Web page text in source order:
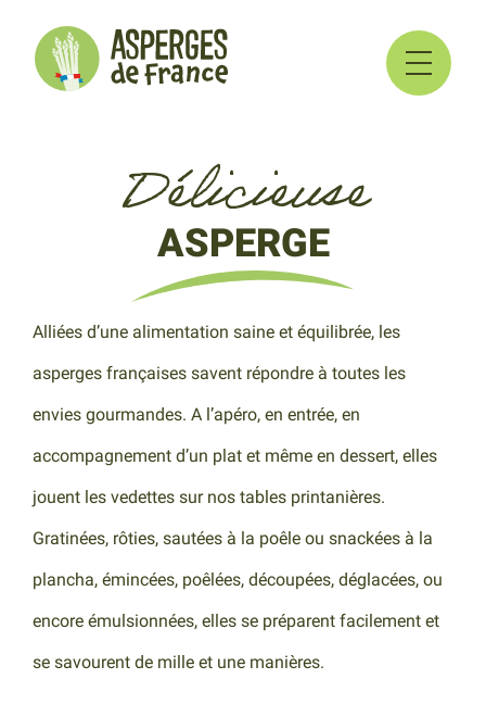
Délicieuse
ASPERGE
Alliées d’une alimentation saine et équilibrée, les
asperges françaises savent répondre à toutes les
envies gourmandes. A l’apéro, en entrée, en
accompagnement d’un plat et même en dessert, elles
jouent les vedettes sur nos tables printanières.
Gratinées, rôties, sautées à la poêle ou snackées à la
plancha, émincées, poêlées, découpées, déglacées, ou
encore émulsionnées, elles se préparent facilement et
se savourent de mille et une manières.